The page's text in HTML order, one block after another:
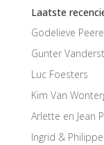
Laatste
Godelieve
Gunter
Luc Foesters
Kim Van
Arlette en Jean
Ingrid & Philippe